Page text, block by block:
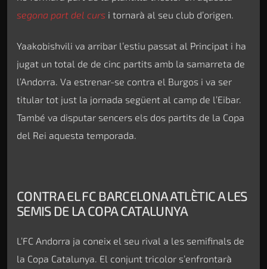
segona part del curs i tornarà al seu club d’origen.
Yaakobishvili va arribar l’estiu passat al Principat i ha
jugat un total de de cinc partits amb la samarreta de
l’Andorra. Va estrenar-se contra el Burgos i va ser
titular tot just la jornada següent al camp de l’Eibar.
També va disputar sencers els dos partits de la Copa
del Rei aquesta temporada.
CONTRA EL FC BARCELONA ATLÈTIC A LES
SEMIS DE LA COPA CATALUNYA
L’FC Andorra ja coneix el seu rival a les semifinals de
la Copa Catalunya. El conjunt tricolor s’enfrontarà